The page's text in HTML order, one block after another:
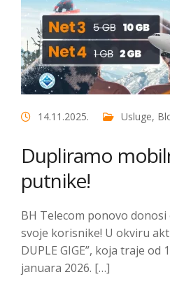
14.11.2025. Usluge,
Dupliramo
putnike!
BH Telecom ponovo
svoje korisnike! U okviru
DUPLE GIGE”, koja traje od
januara 2026. […]